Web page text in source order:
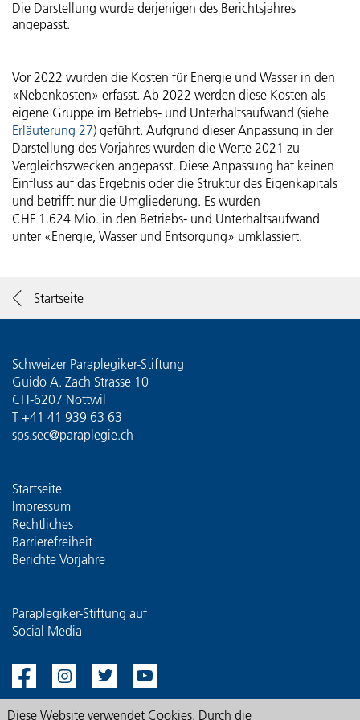
Gönner-Vereinigung der Schweizer Paraplegiker-Stiftung
SIRMED
ParaHelp
Orthotec
Hotel Sempachersee
Geldflussrechnung
Betriebsrechnung nach Leistungsfeldern
Grundsätze der Gruppenrechnung
Konsolidierungs- und Kombinierungskreis
Rechnungslegungs- und Bewertungsgrundsätze
Bericht der Revisionsstelle
Botschaft Projektleiter Nachhaltigkeit
Fokus Mobilität
Fokus Biodiversität
Fokus Ernährung
Fokus Ressourcen
Struktur, Zweck und Ziele
Strategische Organe und Gremien
Operative Organe
Entschädigungen
Risikomanagement und internes Kontrollsystem
Revision
Informationspolitik
Personenregister
Die Darstellung wurde derjenigen des Berichtsjahres
angepasst.
Vor 2022 wurden die Kosten für Energie und Wasser in den
«Nebenkosten» erfasst. Ab 2022 werden diese Kosten als
eigene Gruppe im Betriebs- und Unterhaltsaufwand (siehe
Erläuterung 27) geführt. Aufgrund dieser Anpassung in der
Darstellung des Vorjahres wurden die Werte 2021 zu
Vergleichszwecken angepasst. Diese Anpassung hat keinen
Einfluss auf das Ergebnis oder die Struktur des Eigenkapitals
und betrifft nur die Umgliederung. Es wurden
CHF 1.624 Mio. in den Betriebs- und Unterhaltsaufwand
unter «Energie, Wasser und Entsorgung» umklassiert.
Startseite
Schweizer Paraplegiker-Stiftung
Guido A. Zäch Strasse 10
CH-6207 Nottwil
T +41 41 939 63 63
sps.sec@paraplegie.ch
Startseite
Impressum
Rechtliches
Barrierefreiheit
Berichte Vorjahre
Paraplegiker-Stiftung auf
Social Media
Diese Website verwendet Cookies. Durch die